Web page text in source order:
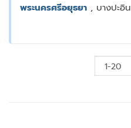
พระนครศรีอยุธยา , บางปะอิน